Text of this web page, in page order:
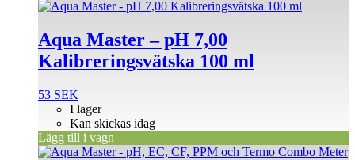
Aqua Master – pH 7,00
Kalibreringsvätska 100 ml
53 SEK
I lager
Kan skickas idag
Lägg till i vagn